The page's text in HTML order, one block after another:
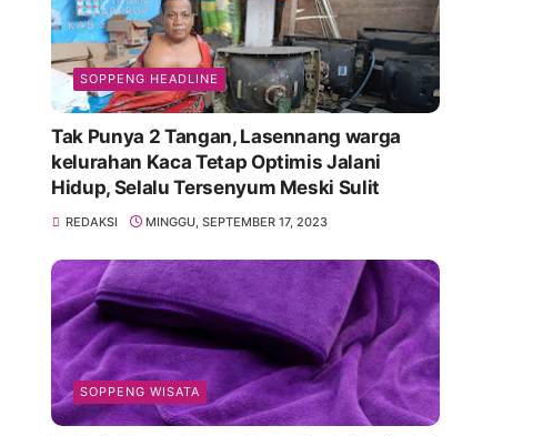
SOPPENG HEADLINE
Tak Punya 2 Tangan, Lasennang warga
kelurahan Kaca Tetap Optimis Jalani
Hidup, Selalu Tersenyum Meski Sulit
REDAKSI MINGGU, SEPTEMBER 17, 2023
SOPPENG WISATA